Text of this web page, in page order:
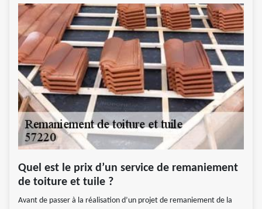
Quel est le prix d’un service de remaniement
de toiture et tuile ?
Avant de passer à la réalisation d’un projet de remaniement de la